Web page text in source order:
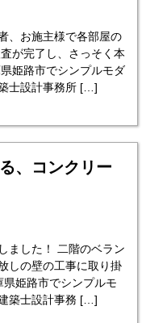
、お施主様で各部屋の
が完了し、さっそく本
姫路市でシンプルモダ
士設計事務所 […]
、コンクリー
ました！ 二階のベラン
しの壁の工事に取り掛
姫路市でシンプルモ
築士設計事務 […]